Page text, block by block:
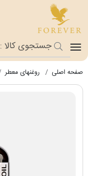
صفحه اصلی روغن‎های معطر